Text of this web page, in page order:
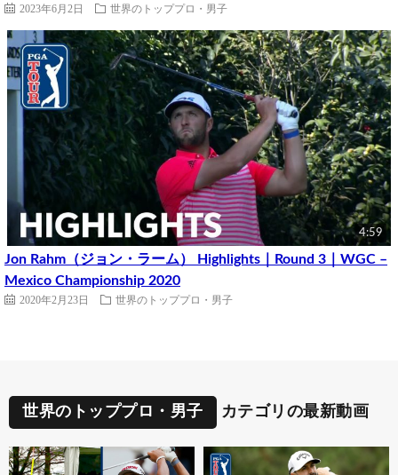
2023年6月2日 世界のトッププロ・男子
4:59
Jon Rahm（ジョン・ラーム） Highlights｜Round 3｜WGC –
Mexico Championship 2020
2020年2月23日 世界のトッププロ・男子
世界のトッププロ・男子 カテゴリの最新動画